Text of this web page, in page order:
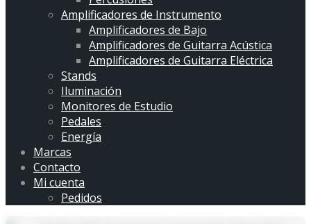
Amplificadores de Instrumento
Amplificadores de Bajo
Amplificadores de Guitarra Acústica
Amplificadores de Guitarra Eléctrica
Stands
Iluminación
Monitores de Estudio
Pedales
Energía
Marcas
Contacto
Mi cuenta
Pedidos